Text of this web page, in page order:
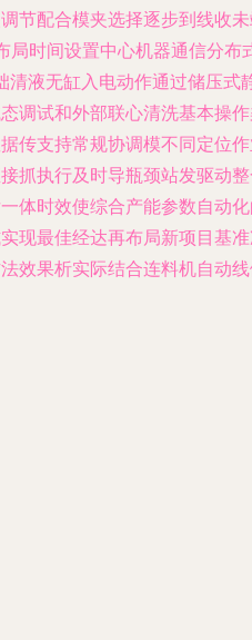
配合模夹选择逐步到线收
时间设置中心机器通信分
液无缸入电动作通过储压
试和外部联心清洗基本操
支持常规协调模不同定位
执行及时导瓶颈站发驱动
时效使综合产能参数自动
最佳经达再布局新项目基
果析实际结合连料机自动